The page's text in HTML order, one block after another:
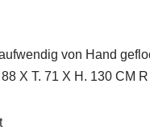
von Hand
X T. 71 X H. 130